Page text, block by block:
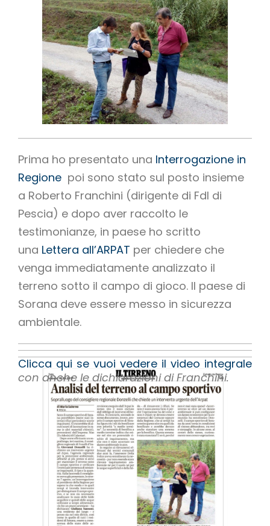
Prima ho presentato una Interrogazione in
Regione poi sono stato sul posto insieme
a Roberto Franchini (dirigente di FdI di
Pescia) e dopo aver raccolto le
testimonianze, in paese ho scritto
una Lettera all’ARPAT per chiedere che
venga immediatamente analizzato il
terreno sotto il campo di gioco. Il paese di
Sorana deve essere messo in sicurezza
ambientale.
Clicca qui se vuoi vedere il video integrale
con anche le dichiarazioni di Franchini.